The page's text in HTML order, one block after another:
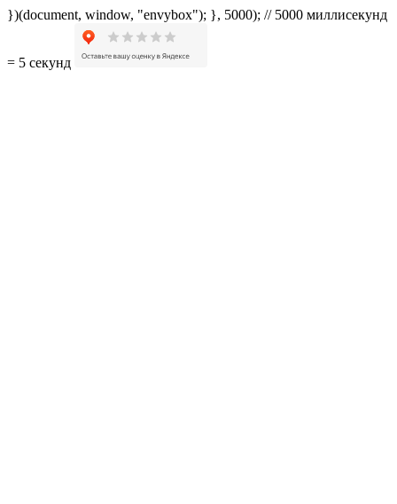
})(document, window, "envybox"); }, 5000); // 5000 миллисекунд
= 5 секунд